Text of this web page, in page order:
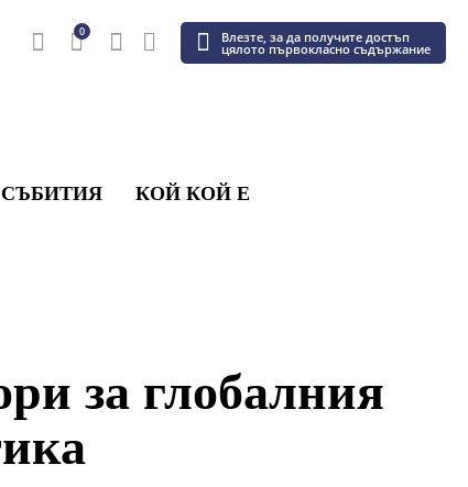
0 Влезте, за да получите достъп
цялото първокласно съдържание
СЪБИТИЯ КОЙ КОЙ Е
за глобалния